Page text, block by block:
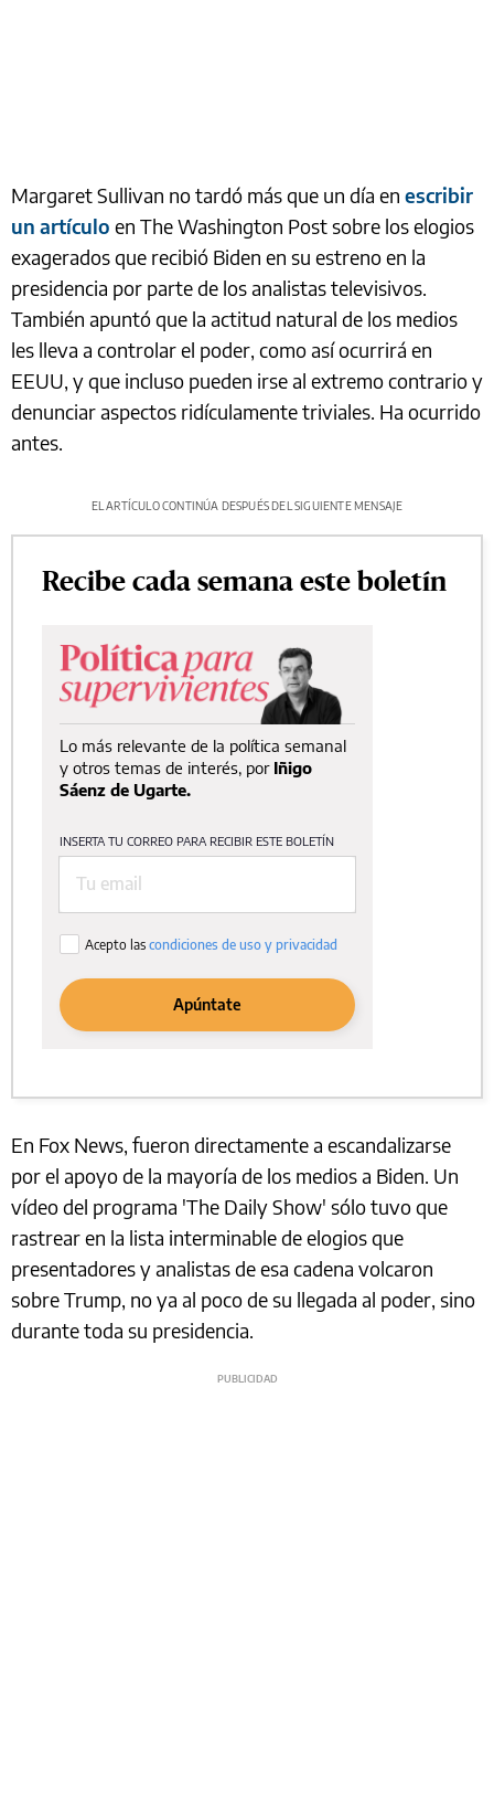
Margaret Sullivan no tardó más que un día en escribir
un artículo en The Washington Post sobre los elogios
exagerados que recibió Biden en su estreno en la
presidencia por parte de los analistas televisivos.
También apuntó que la actitud natural de los medios
les lleva a controlar el poder, como así ocurrirá en
EEUU, y que incluso pueden irse al extremo contrario y
denunciar aspectos ridículamente triviales. Ha ocurrido
antes.
EL ARTÍCULO CONTINÚA DESPUÉS DEL SIGUIENTE MENSAJE
Recibe cada semana este boletín
En Fox News, fueron directamente a escandalizarse
por el apoyo de la mayoría de los medios a Biden. Un
vídeo del programa 'The Daily Show' sólo tuvo que
rastrear en la lista interminable de elogios que
presentadores y analistas de esa cadena volcaron
sobre Trump, no ya al poco de su llegada al poder, sino
durante toda su presidencia.